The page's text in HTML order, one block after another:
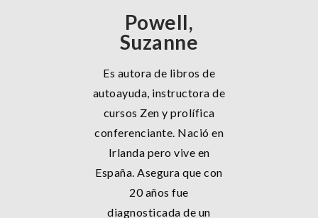
Powell,
Suzanne
Es autora de libros de
autoayuda, instructora de
cursos Zen y prolífica
conferenciante. Nació en
Irlanda pero vive en
España. Asegura que con
20 años fue
diagnosticada de un